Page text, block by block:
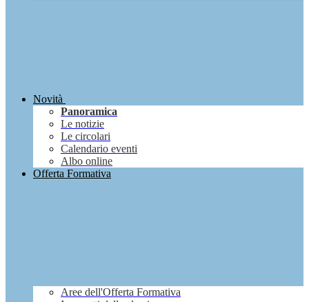
Novità
Panoramica
Le notizie
Le circolari
Calendario eventi
Albo online
Offerta Formativa
Aree dell'Offerta Formativa